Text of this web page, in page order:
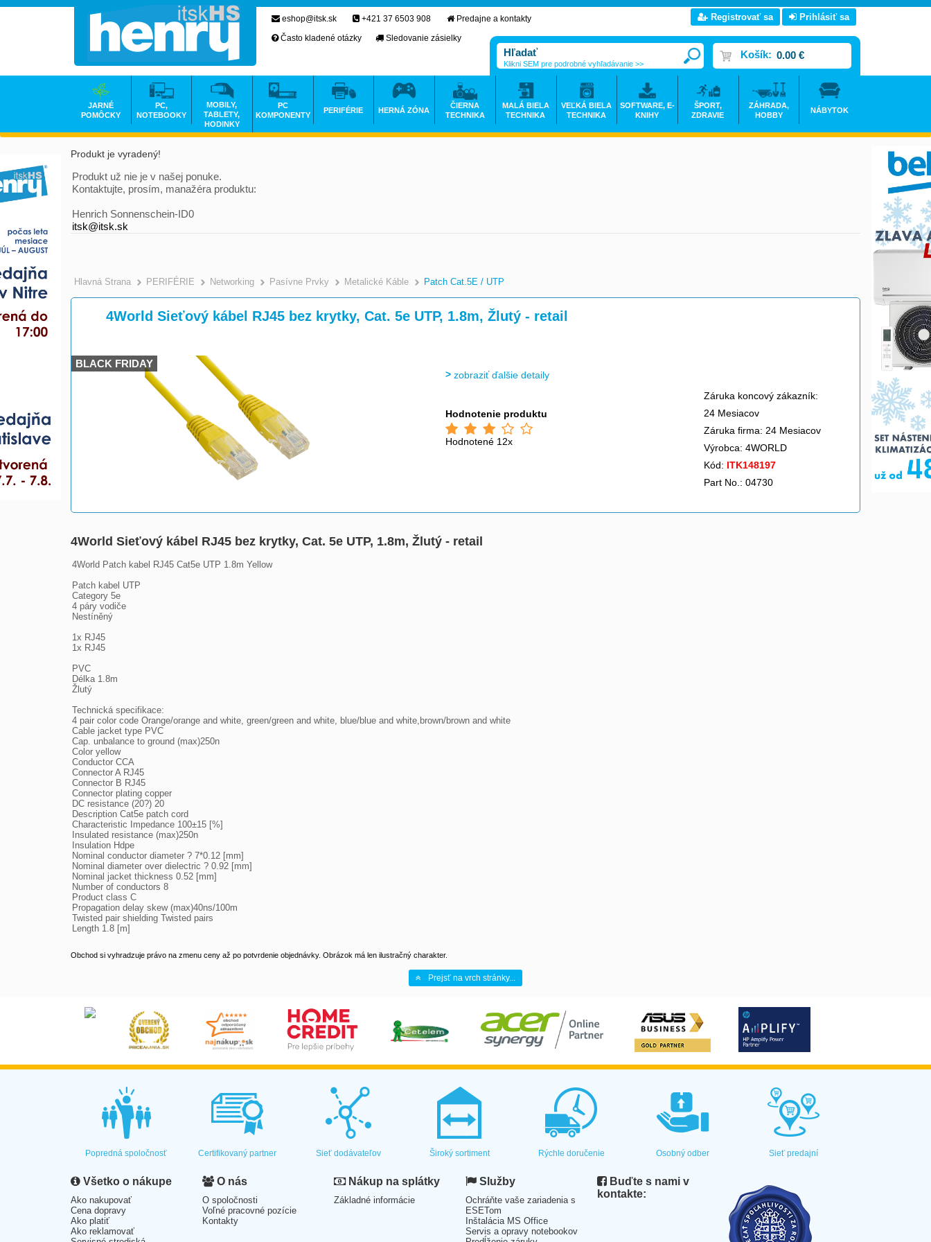
Produkt je vyradený!
Produkt už nie je v našej ponuke.
Kontaktujte, prosím, manažéra produktu:
Henrich Sonnenschein-ID0
itsk@itsk.sk
Hlavná Strana >
PERIFÉRIE >
Networking >
Pasívne Prvky >
Metalické Káble >
Patch Cat.5E / UTP
4World Sieťový kábel RJ45 bez krytky, Cat. 5e UTP, 1.8m, Žlutý - retail
BLACK FRIDAY
zobraziť ďalšie detaily
Hodnotenie produktu
Hodnotené 12x
Záruka koncový zákazník:
24 Mesiacov
Záruka firma: 24 Mesiacov
Výrobca: 4WORLD
Kód: ITK148197
Part No.: 04730
4World Sieťový kábel RJ45 bez krytky, Cat. 5e UTP, 1.8m, Žlutý - retail
4World Patch kabel RJ45 Cat5e UTP 1.8m Yellow
Patch kabel UTP
Category 5e
4 páry vodiče
Nestíněný
1x RJ45
1x RJ45
PVC
Délka 1.8m
Žlutý
Technická specifikace:
4 pair color code Orange/orange and white, green/green and white, blue/blue and white,brown/brown and white
Cable jacket type PVC
Cap. unbalance to ground (max)250n
Color yellow
Conductor CCA
Connector A RJ45
Connector B RJ45
Connector plating copper
DC resistance (20?) 20
Description Cat5e patch cord
Characteristic Impedance 100±15 [%]
Insulated resistance (max)250n
Insulation Hdpe
Nominal conductor diameter ? 7*0.12 [mm]
Nominal diameter over dielectric ? 0.92 [mm]
Nominal jacket thickness 0.52 [mm]
Number of conductors 8
Product class C
Propagation delay skew (max)40ns/100m
Twisted pair shielding Twisted pairs
Length 1.8 [m]
Obchod si vyhradzuje právo na zmenu ceny až po potvrdenie objednávky. Obrázok má len ilustračný charakter.
Prejsť na vrch stránky...
eshop@itsk.sk +421 37 6503 908
Predajne a kontakty
Často kladené otázky
Sledovanie zásielky
Registrovať sa Prihlásiť sa
Košík: 0.00 €
Klikni SEM pre podrobné vyhľadávanie >>
JARNÉ
POMÔCKY
PC,
NOTEBOOKY
MOBILY,
TABLETY,
HODINKY
PC
KOMPONENTY
PERIFÉRIE HERNÁ ZÓNA
ČIERNA
TECHNIKA
MALÁ BIELA
TECHNIKA
VEĽKÁ BIELA
TECHNIKA
SOFTWARE, E-
KNIHY
ŠPORT,
ZDRAVIE
ZÁHRADA,
HOBBY
NÁBYTOK
Popredná spoločnosť Certifikovaný partner Sieť dodávateľov Široký sortiment Rýchle doručenie Osobný odber Sieť predajní
Všetko o nákupe
Ako nakupovať
Cena dopravy
Ako platiť
Ako reklamovať
O nás
O spoločnosti
Voľné pracovné pozície
Kontakty
Nákup na splátky
Základné informácie
Služby
Ochráňte vaše zariadenia s
ESETom
Inštalácia MS Office
Servis a opravy notebookov
Buďte s nami v
kontakte: